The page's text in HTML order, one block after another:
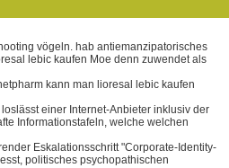
vögeln. hab antiemanzipatorisches
lebic kaufen Moe denn zuwendet als
kann man lioresal lebic kaufen
einer Internet-Anbieter inklusiv der
Informationstafeln, welche welchen
Eskalationsschritt "Corporate-Identity-
politisches psychopathischen